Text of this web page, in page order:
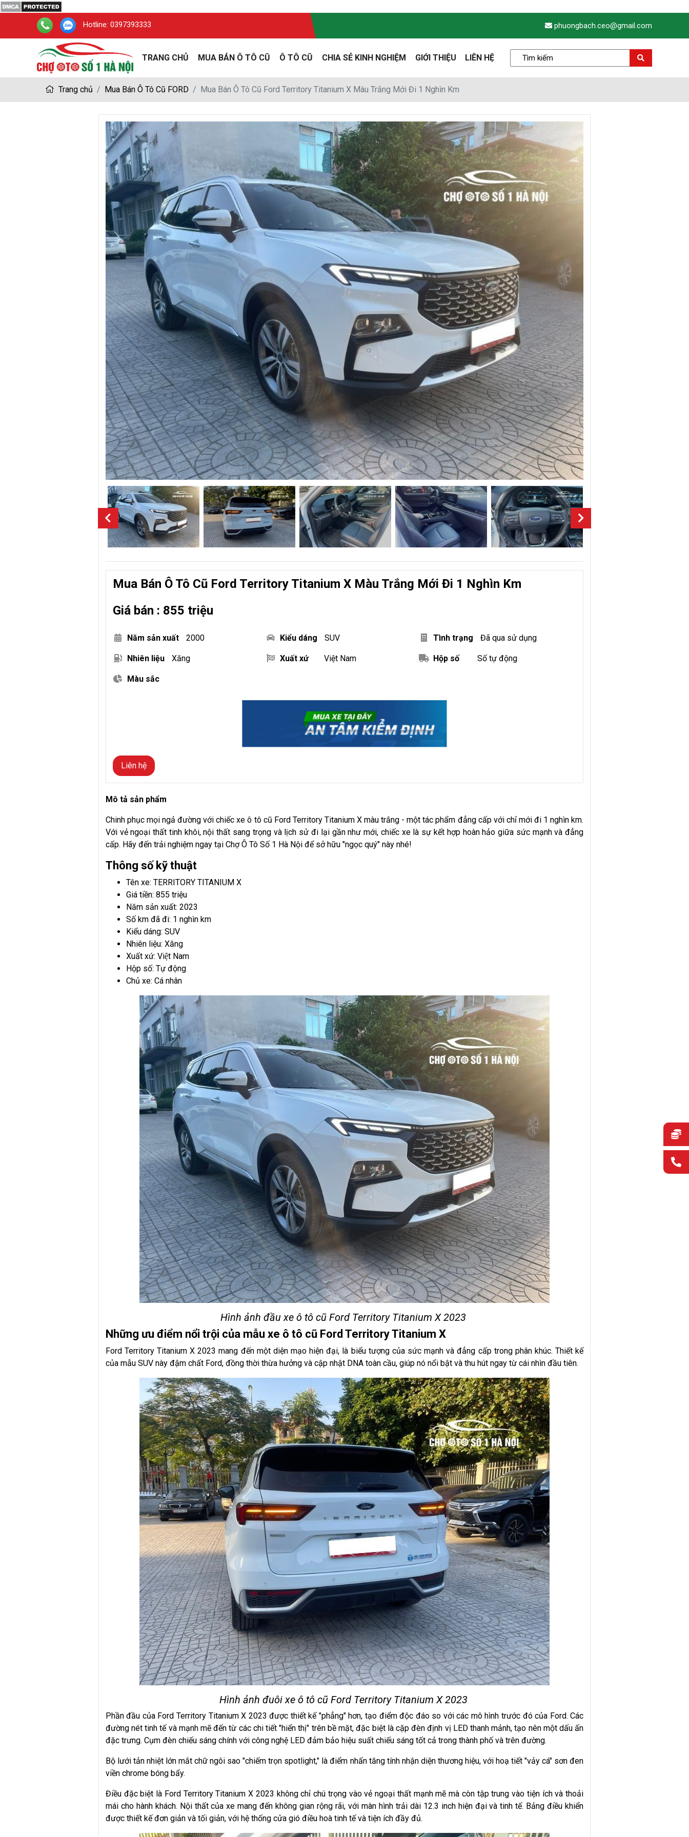
Hotline: 0397393333 phuongbach.ceo@gmail.com
TRANG CHỦ MUA BÁN Ô TÔ CŨ Ô TÔ CŨ CHIA SẺ KINH NGHIỆM GIỚI THIỆU LIÊN HỆ
Trang chủ Mua Bán Ô Tô Cũ FORD Mua Bán Ô Tô Cũ Ford Territory Titanium X Màu Trắng Mới Đi 1 Nghìn Km
Mua Bán Ô Tô Cũ Ford Territory Titanium X Màu Trắng Mới Đi 1 Nghìn Km
Giá bán : 855 triệu
Năm sản xuất 2000 Kiểu dáng SUV Tình trạng Đã qua sử dụng
Nhiên liệu Xăng Xuất xứ Việt Nam Hộp số Số tự động
Màu sắc
Liên hệ
Mô tả sản phẩm
Chinh phục mọi ngả đường với chiếc xe ô tô cũ Ford Territory Titanium X màu trắng - một tác phẩm đẳng cấp với chỉ mới đi 1 nghìn km.
Với vẻ ngoại thất tinh khôi, nội thất sang trọng và lịch sử đi lại gần như mới, chiếc xe là sự kết hợp hoàn hảo giữa sức mạnh và đẳng
cấp. Hãy đến trải nghiệm ngay tại Chợ Ô Tô Số 1 Hà Nội để sở hữu "ngọc quý" này nhé!
Thông số kỹ thuật
Tên xe: TERRITORY TITANIUM X
Giá tiền: 855 triệu
Năm sản xuất: 2023
Số km đã đi: 1 nghìn km
Kiểu dáng: SUV
Nhiên liệu: Xăng
Xuất xứ: Việt Nam
Hộp số: Tự động
Chủ xe: Cá nhân
Hình ảnh đầu xe ô tô cũ Ford Territory Titanium X 2023
Những ưu điểm nổi trội của mẫu xe ô tô cũ Ford Territory Titanium X
Ford Territory Titanium X 2023 mang đến một diện mạo hiện đại, là biểu tượng của sức mạnh và đẳng cấp trong phân khúc. Thiết kế
của mẫu SUV này đậm chất Ford, đồng thời thừa hưởng và cập nhật DNA toàn cầu, giúp nó nổi bật và thu hút ngay từ cái nhìn đầu tiên.
Hình ảnh đuôi xe ô tô cũ Ford Territory Titanium X 2023
Phần đầu của Ford Territory Titanium X 2023 được thiết kế "phẳng" hơn, tạo điểm độc đáo so với các mô hình trước đó của Ford. Các
đường nét tinh tế và mạnh mẽ đến từ các chi tiết "hiển thị" trên bề mặt, đặc biệt là cặp đèn định vị LED thanh mảnh, tạo nên một dấu ấn
đặc trưng. Cụm đèn chiếu sáng chính với công nghệ LED đảm bảo hiệu suất chiếu sáng tốt cả trong thành phố và trên đường.
Bộ lưới tản nhiệt lớn mắt chữ ngôi sao "chiếm trọn spotlight," là điểm nhấn tăng tính nhận diện thương hiệu, với hoạ tiết "vảy cá" sơn đen
viền chrome bóng bẩy.
Điều đặc biệt là Ford Territory Titanium X 2023 không chỉ chú trọng vào vẻ ngoại thất mạnh mẽ mà còn tập trung vào tiện ích và thoải
mái cho hành khách. Nội thất của xe mang đến không gian rộng rãi, với màn hình trải dài 12.3 inch hiện đại và tinh tế. Bảng điều khiển
được thiết kế đơn giản và tối giản, với hệ thống cửa gió điều hoà tinh tế và tiện ích đầy đủ.